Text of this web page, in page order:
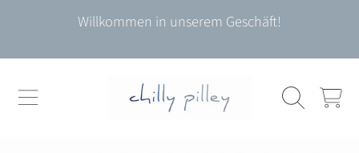
DIREKT ZUM INHALT
Willkommen in unserem Geschäft!